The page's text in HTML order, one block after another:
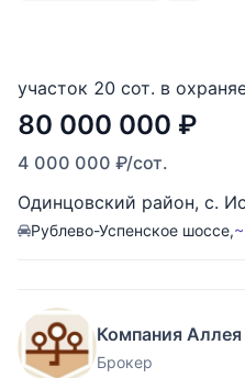
участок 20 сот. в
80 000 000 ₽
4 000 000 ₽/сот.
Одинцовский район, с.
Рублево-Успенское шоссе,
Компания Аллея
Брокер